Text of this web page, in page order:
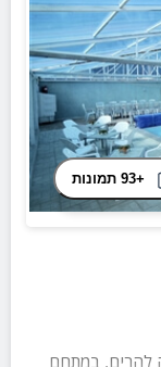
+93 תמונות
להרים, במתחם